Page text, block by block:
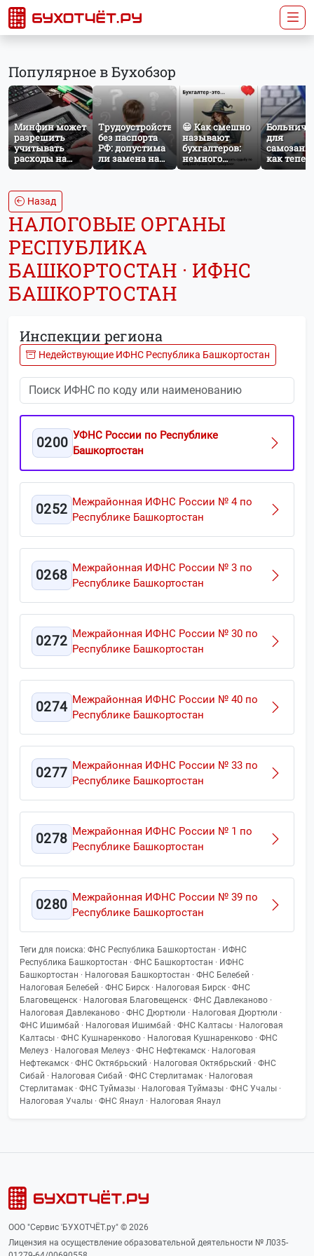
Популярное в Бухобзор
Минфин может
разрешить
учитывать
расходы на
защиту от
расчёте налога
на прибыль
Трудоустройство
без паспорта
РФ: допустима
ли замена на
загранпаспорт?
😁 Как смешно
называют
бухгалтеров:
немного
профессионального
для
как
работает
Назад
НАЛОГОВЫЕ ОРГАНЫ
РЕСПУБЛИКА
БАШКОРТОСТАН · ИФНС
БАШКОРТОСТАН
Инспекции региона
Недействующие ИФНС Республика Башкортостан
0200 УФНС России по Республике
Башкортостан
0252 Межрайонная ИФНС России № 4 по
Республике Башкортостан
0268 Межрайонная ИФНС России № 3 по
Республике Башкортостан
0272 Межрайонная ИФНС России № 30 по
Республике Башкортостан
0274 Межрайонная ИФНС России № 40 по
Республике Башкортостан
0277 Межрайонная ИФНС России № 33 по
Республике Башкортостан
0278 Межрайонная ИФНС России № 1 по
Республике Башкортостан
0280 Межрайонная ИФНС России № 39 по
Республике Башкортостан
Теги для поиска: ФНС Республика Башкортостан · ИФНС
Республика Башкортостан · ФНС Башкортостан · ИФНС
Башкортостан · Налоговая Башкортостан · ФНС Белебей ·
Налоговая Белебей · ФНС Бирск · Налоговая Бирск · ФНС
Благовещенск · Налоговая Благовещенск · ФНС Давлеканово ·
Налоговая Давлеканово · ФНС Дюртюли · Налоговая Дюртюли ·
ФНС Ишимбай · Налоговая Ишимбай · ФНС Калтасы · Налоговая
Калтасы · ФНС Кушнаренково · Налоговая Кушнаренково · ФНС
Мелеуз · Налоговая Мелеуз · ФНС Нефтекамск · Налоговая
Нефтекамск · ФНС Октябрьский · Налоговая Октябрьский · ФНС
Сибай · Налоговая Сибай · ФНС Стерлитамак · Налоговая
Стерлитамак · ФНС Туймазы · Налоговая Туймазы · ФНС Учалы ·
Налоговая Учалы · ФНС Янаул · Налоговая Янаул
ООО "Сервис 'БУХОТЧЁТ.ру" © 2026
Лицензия на осуществление образовательной деятельности № Л035-